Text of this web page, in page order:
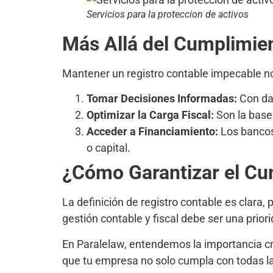
Servicios para la proteccion de activos
Más Allá del
Mantener un registro contable impecable
Tomar Decisiones Informadas: Con
Optimizar la Carga Fiscal: Son la
Acceder a Financiamiento: Los
o capital.
¿Cómo Garantizar el
La definición de registro contable es
gestión contable y fiscal debe ser una
En Paralelaw, entendemos la importancia
que tu empresa no solo cumpla con todas